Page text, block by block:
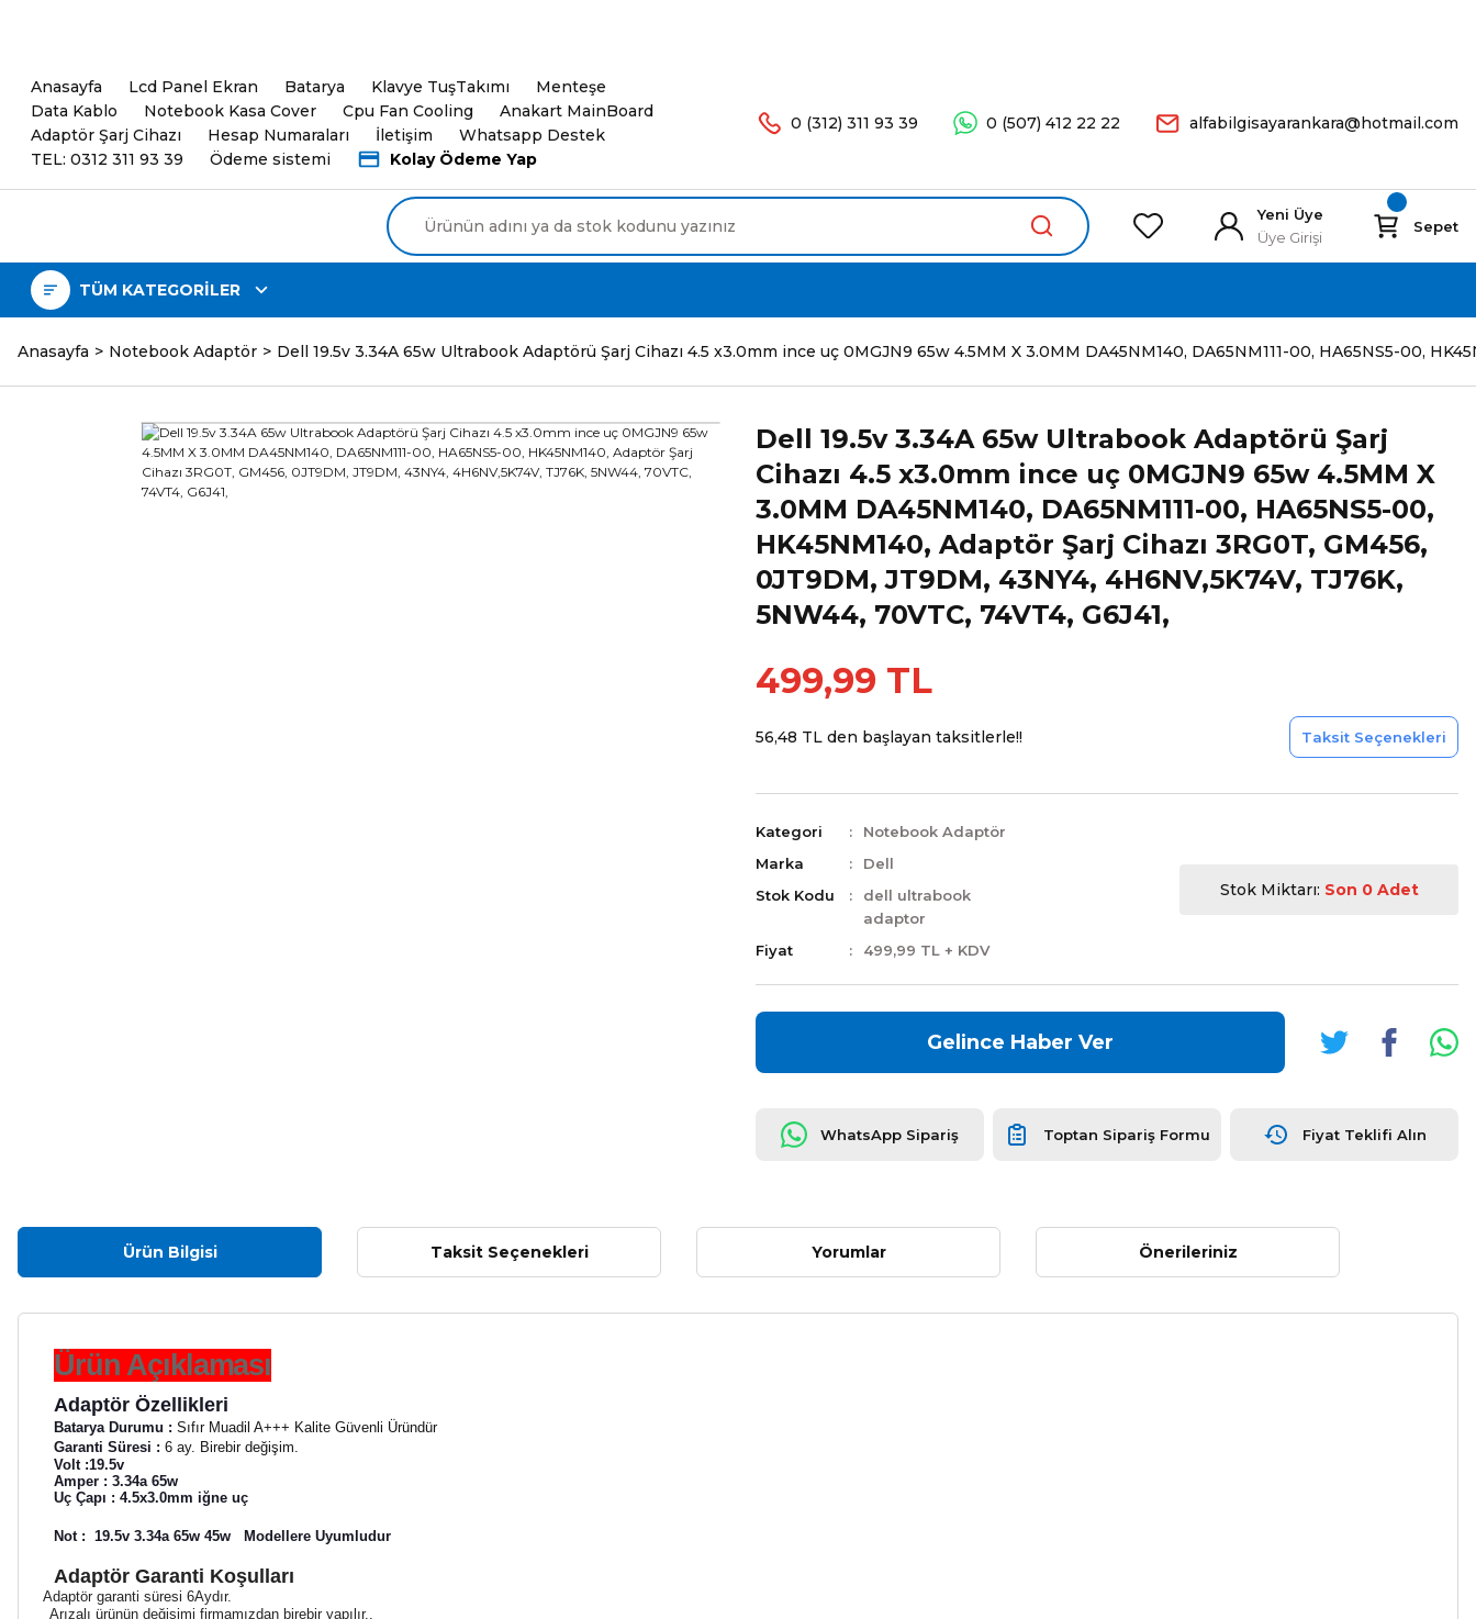
Anasayfa Lcd Panel Ekran Batarya Klavye TuşTakımı
Menteşe
Data Kablo
Notebook Kasa Cover Cpu Fan Cooling
Anakart MainBoard
Adaptör Şarj Cihazı
Hesap Numaraları İletişim
Whatsapp Destek
TEL: 0312 311 93 39
Ödeme sistemi Kolay Ödeme Yap
0 (312) 311 93 39 0 (507) 412 22 22 alfabilgisayarankara@hotmail.com
Yeni Üye
Üye Girişi
Sepet
TÜM KATEGORİLER
Anasayfa Notebook Adaptör Dell 19.5v 3.34A 65w Ultrabook Adaptörü Şarj Cihazı 4.5 x3.0mm ince uç 0MGJN9 65w 4.5MM X 3.0MM DA45NM140, DA65NM111-00, HA65NS5-00,
Dell 19.5v 3.34A 65w Ultrabook Adaptörü Şarj
Cihazı 4.5 x3.0mm ince uç 0MGJN9 65w 4.5MM X
3.0MM DA45NM140, DA65NM111-00, HA65NS5-00,
HK45NM140, Adaptör Şarj Cihazı 3RG0T, GM456,
0JT9DM, JT9DM, 43NY4, 4H6NV,5K74V, TJ76K,
5NW44, 70VTC, 74VT4, G6J41,
499,99 TL
56,48 TL den başlayan taksitlerle!! Taksit Seçenekleri
Kategori
Notebook Adaptör
Marka
Dell
Stok Kodu
dell ultrabook
adaptor
Fiyat
499,99 TL + KDV
Stok Miktarı: Son 0 Adet
Gelince Haber Ver
WhatsApp Sipariş Toptan Sipariş Formu Fiyat Teklifi Alın
Ürün Bilgisi Taksit Seçenekleri Yorumlar Önerileriniz
Ürün Açıklaması
Adaptör Özellikleri
Batarya Durumu : Sıfır Muadil A+++ Kalite Güvenli Üründür
Garanti Süresi : 6 ay. Birebir değişim.
Volt :19.5v
Amper : 3.34a 65w
Uç Çapı : 4.5x3.0mm iğne uç
Not : 19.5v 3.34a 65w 45w Modellere Uyumludur
Adaptör Garanti Koşulları
Adaptör garanti süresi 6Aydır.
Arızalı ürünün değişimi firmamızdan birebir yapılır..